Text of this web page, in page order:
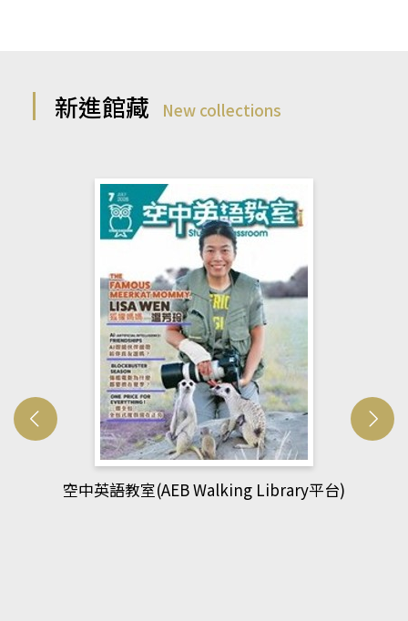
新進館藏 New collections
網管人(kono平台)